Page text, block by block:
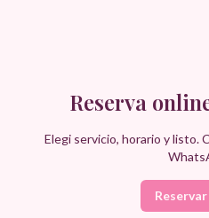
Reserva
Elegi servicio, horario y listo.